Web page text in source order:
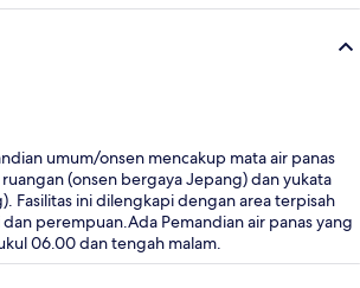
umum/onsen mencakup mata air panas
(onsen bergaya Jepang) dan yukata
Fasilitas ini dilengkapi dengan area terpisah
perempuan.Ada Pemandian air panas yang
06.00 dan tengah malam.